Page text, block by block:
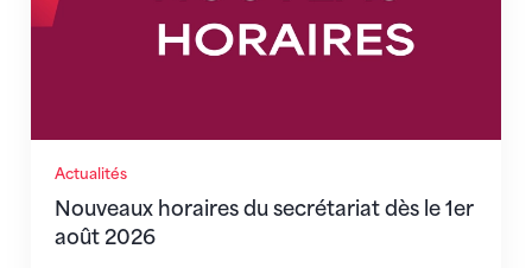
Actualités
Nouveaux horaires du secrétariat dès le 1er
août 2026